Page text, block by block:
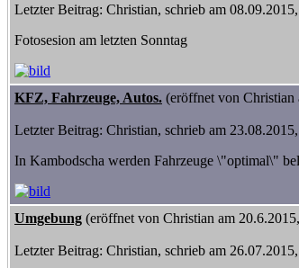
Letzter Beitrag: Christian, schrieb am
Fotosesion am letzten Sonntag
KFZ, Fahrzeuge, Autos. (eröffnet von Christian
Letzter Beitrag: Christian, schrieb am
In Kambodscha werden Fahrzeuge \"optimal\"
Umgebung (eröffnet von Christian am
Letzter Beitrag: Christian, schrieb am